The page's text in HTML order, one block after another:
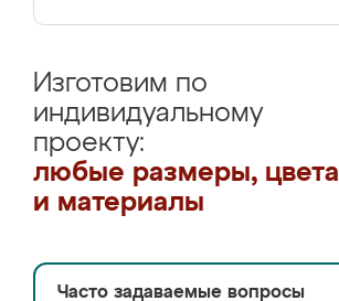
Изготовим по
индивидуальному
проекту:
любые размеры, цвета
и материалы
Часто задаваемые вопросы